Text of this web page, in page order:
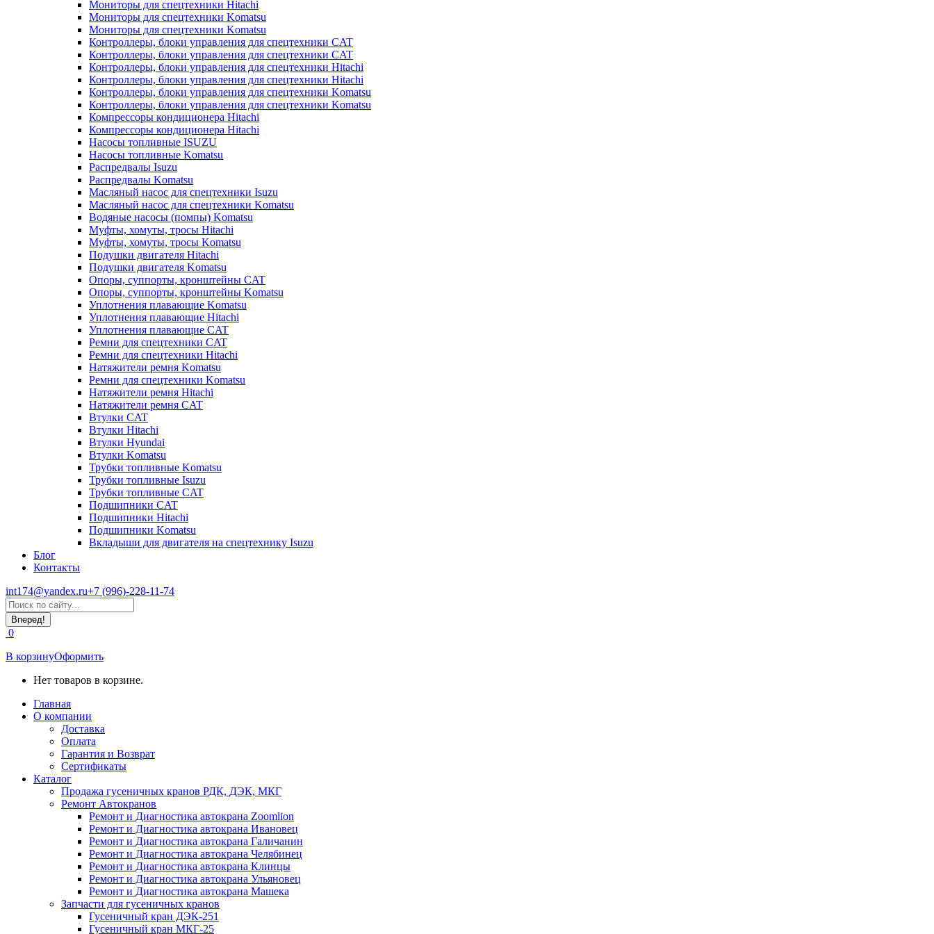
Мониторы для спецтехники Hitachi
Мониторы для спецтехники Komatsu
Мониторы для спецтехники Komatsu
Контроллеры, блоки управления для спецтехники CAT
Контроллеры, блоки управления для спецтехники CAT
Контроллеры, блоки управления для спецтехники Hitachi
Контроллеры, блоки управления для спецтехники Hitachi
Контроллеры, блоки управления для спецтехники Komatsu
Контроллеры, блоки управления для спецтехники Komatsu
Компрессоры кондиционера Hitachi
Компрессоры кондиционера Hitachi
Насосы топливные ISUZU
Насосы топливные Komatsu
Распредвалы Isuzu
Распредвалы Komatsu
Масляный насос для спецтехники Isuzu
Масляный насос для спецтехники Komatsu
Водяные насосы (помпы) Komatsu
Муфты, хомуты, тросы Hitachi
Муфты, хомуты, тросы Komatsu
Подушки двигателя Hitachi
Подушки двигателя Komatsu
Опоры, суппорты, кронштейны CAT
Опоры, суппорты, кронштейны Komatsu
Уплотнения плавающие Komatsu
Уплотнения плавающие Hitachi
Уплотнения плавающие CAT
Ремни для спецтехники CAT
Ремни для спецтехники Hitachi
Натяжители ремня Komatsu
Ремни для спецтехники Komatsu
Натяжители ремня Hitachi
Натяжители ремня CAT
Втулки CAT
Втулки Hitachi
Втулки Hyundai
Втулки Komatsu
Трубки топливные Komatsu
Трубки топливные Isuzu
Трубки топливные CAT
Подшипники CAT
Подшипники Hitachi
Подшипники Komatsu
Вкладыши для двигателя на спецтехнику Isuzu
Блог
Контакты
int174@yandex.ru+7 (996)-228-11-74
Страница
WhatsApp
открывается
в
новом
окне
Поиск:
0
В корзинуОформить
Нет товаров в корзине.
Главная
О компании
Доставка
Оплата
Гарантия и Возврат
Сертификаты
Каталог
Продажа гусеничных кранов РДК, ДЭК, МКГ
Ремонт Автокранов
Ремонт и Диагностика автокрана Zoomlion
Ремонт и Диагностика автокрана Ивановец
Ремонт и Диагностика автокрана Галичанин
Ремонт и Диагностика автокрана Челябинец
Ремонт и Диагностика автокрана Клинцы
Ремонт и Диагностика автокрана Ульяновец
Ремонт и Диагностика автокрана Машека
Запчасти для гусеничных кранов
Гусеничный кран ДЭК-251
Гусеничный кран МКГ-25